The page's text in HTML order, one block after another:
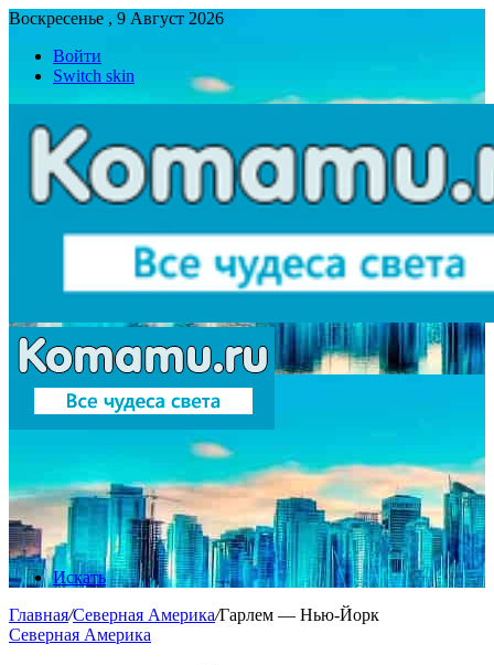
Воскресенье , 9 Август 2026
Войти
Switch skin
Искать
Главная/Северная Америка/Гарлем — Нью-Йорк
Северная Америка